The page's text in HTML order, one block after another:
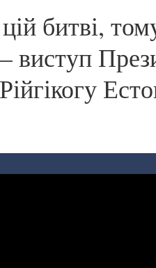
битві,
виступ